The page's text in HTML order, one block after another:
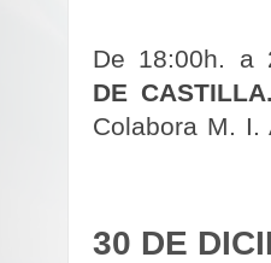
De 18:00h. a
DE
Colabora M. I.
30 DE